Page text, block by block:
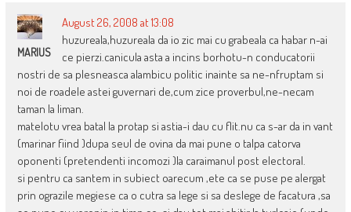
MARIUS
August 26, 2008 at 13:08
huzureala,huzureala da io zic mai cu grabeala ca habar n-ai
ce pierzi.canicula asta a incins borhotu-n conducatorii
nostri de sa plesneasca alambicu politic inainte sa ne-nfruptam si
noi de roadele astei guvernari de,cum zice proverbul,ne-necam
taman la liman.
matelotu vrea batal la protap si astia-i dau cu flit.nu ca s-ar da in vant
(marinar fiind )dupa seul de ovina da mai pune o talpa catorva
oponenti (pretendenti incomozi )la caraimanul post electoral.
si pentru ca santem in subiect oarecum ,ete ca se puse pe alergat
prin ograzile megiese ca o cutra sa lege si sa deslege de facatura ,sa